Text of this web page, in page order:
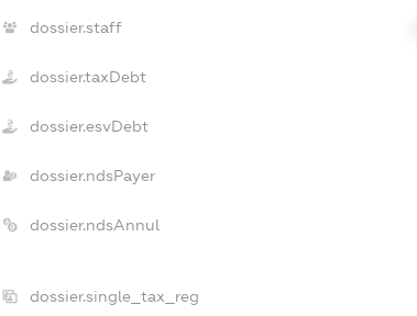
dossier.staff
dossier.taxDebt
dossier.esvDebt
dossier.ndsPayer
dossier.ndsAnnul
dossier.single_tax_reg